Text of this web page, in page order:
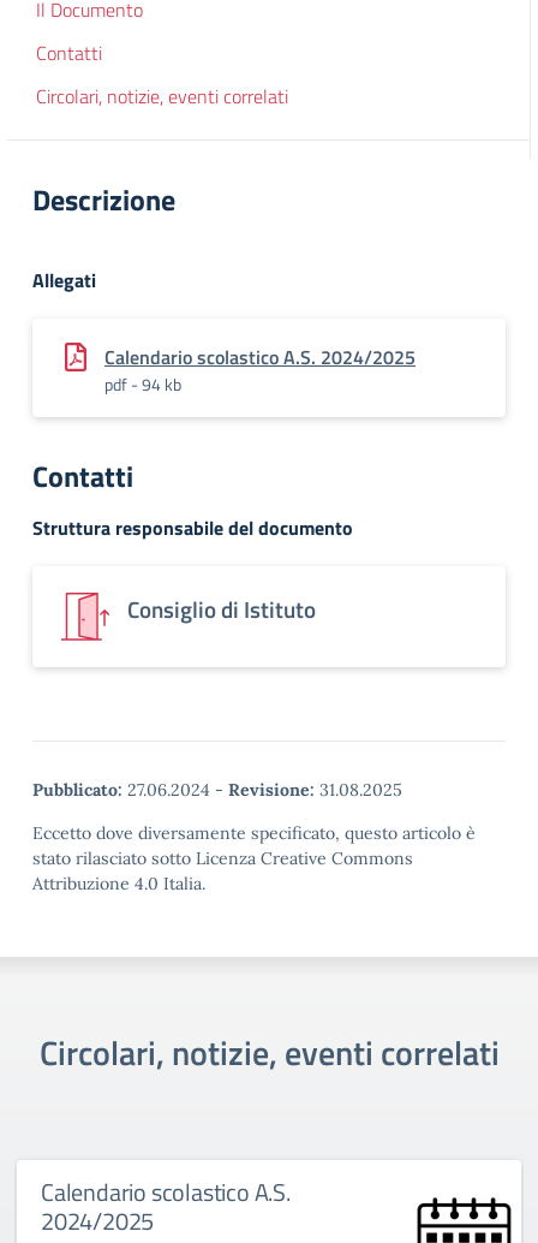
Il Documento
Contatti
Circolari, notizie, eventi correlati
Descrizione
Allegati
Calendario scolastico A.S. 2024/2025
pdf - 94 kb
Contatti
Struttura responsabile del documento
Consiglio di Istituto
Pubblicato: 27.06.2024 - Revisione: 31.08.2025
Eccetto dove diversamente specificato, questo articolo è
stato rilasciato sotto Licenza Creative Commons
Attribuzione 4.0 Italia.
Circolari, notizie, eventi correlati
Calendario scolastico A.S.
2024/2025